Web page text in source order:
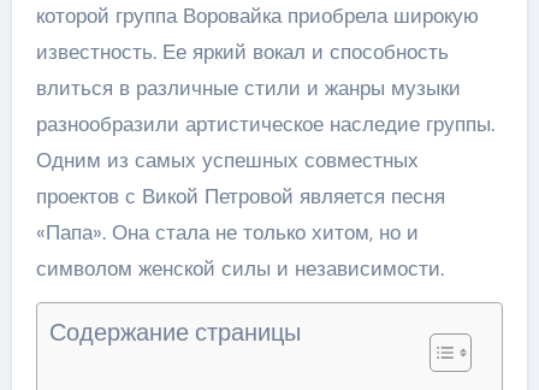
которой группа Воровайка приобрела широкую
известность. Ее яркий вокал и способность
влиться в различные стили и жанры музыки
разнообразили артистическое наследие группы.
Одним из самых успешных совместных
проектов с Викой Петровой является песня
«Папа». Она стала не только хитом, но и
символом женской силы и независимости.
Содержание страницы